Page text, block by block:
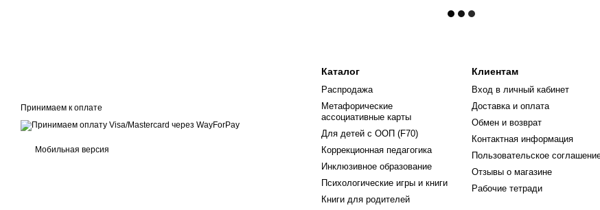
Принимаем к оплате
Мобильная версия
Каталог
Распродажа
Метафорические
ассоциативные карты
Для детей с ООП (F70)
Коррекционная педагогика
Инклюзивное образование
Психологические игры и книги
Книги для родителей
Клиентам
Вход в личный кабинет
Доставка и оплата
Обмен и возврат
Контактная информация
Пользовательское
Отзывы о магазине
Рабочие тетради